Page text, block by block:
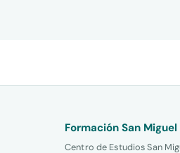
Formación San Miguel
Centro de Estudios San